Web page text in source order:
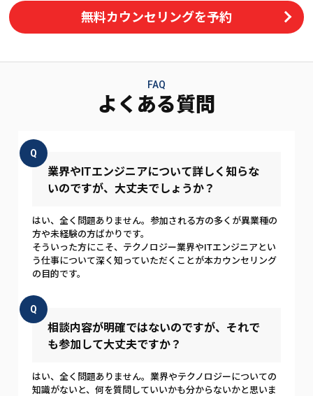
無料カウンセリングを予約
FAQ
よくある質問
Q
業界やITエンジニアについて詳しく知らな
いのですが、大丈夫でしょうか？
はい、全く問題ありません。参加される方の多くが異業種の
方や未経験の方ばかりです。
そういった方にこそ、テクノロジー業界やITエンジニアとい
う仕事について深く知っていただくことが本カウンセリング
の目的です。
Q
相談内容が明確ではないのですが、それで
も参加して大丈夫ですか？
はい、全く問題ありません。業界やテクノロジーについての
知識がないと、何を質問していいかも分からないかと思いま